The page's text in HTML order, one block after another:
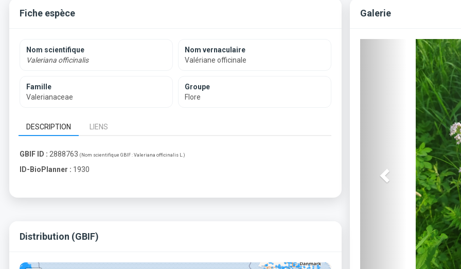
Fiche espèce
Nom scientifique
Valeriana officinalis
Nom vernaculaire
Valériane officinale
Famille
Valerianaceae
Groupe
Flore
DESCRIPTION LIENS
GBIF ID : 2888763 (Nom scientifique GBIF : Valeriana officinalis L.)
ID-BioPlanner : 1930
Galerie
Previous
Distribution (GBIF)